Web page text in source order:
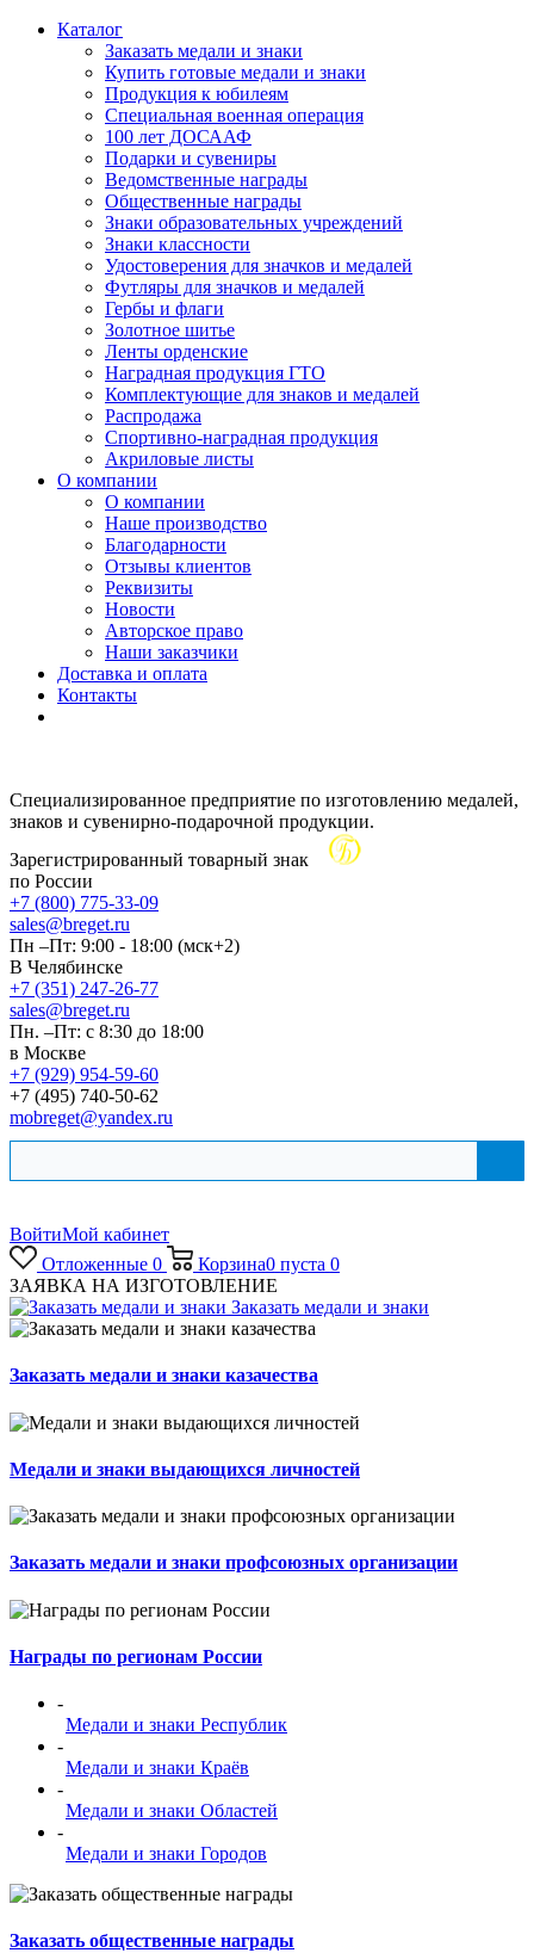
Каталог
Заказать медали и знаки
Купить готовые медали и знаки
Продукция к юбилеям
Специальная военная операция
100 лет ДОСААФ
Подарки и сувениры
Ведомственные награды
Общественные награды
Знаки образовательных учреждений
Знаки классности
Удостоверения для значков и медалей
Футляры для значков и медалей
Гербы и флаги
Золотное шитье
Ленты орденские
Наградная продукция ГТО
Комплектующие для знаков и медалей
Распродажа
Спортивно-наградная продукция
Акриловые листы
О компании
О компании
Наше производство
Благодарности
Отзывы клиентов
Реквизиты
Новости
Авторское право
Наши заказчики
Доставка и оплата
Контакты
Специализированное предприятие по изготовлению медалей,
знаков и сувенирно-подарочной продукции.
Зарегистрированный товарный знак
по России
+7 (800) 775-33-09
sales@breget.ru
Пн –Пт: 9:00 - 18:00 (мск+2)
В Челябинске
+7 (351) 247-26-77
sales@breget.ru
Пн. –Пт: с 8:30 до 18:00
в Москве
+7 (929) 954-59-60
+7 (495) 740-50-62
mobreget@yandex.ru
ВойтиМой кабинет
Отложенные 0 Корзина0 пуста 0
ЗАЯВКА НА ИЗГОТОВЛЕНИЕ
Заказать медали и знаки
Заказать медали и знаки казачества
Медали и знаки выдающихся личностей
Заказать медали и знаки профсоюзных организации
Награды по регионам России
-
Медали и знаки Республик
-
Медали и знаки Краёв
-
Медали и знаки Областей
-
Медали и знаки Городов
Заказать общественные награды